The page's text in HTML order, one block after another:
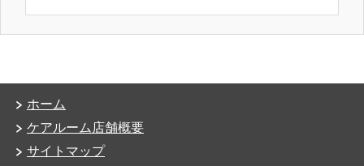
ホーム
ケアルーム店舗概要
サイトマップ